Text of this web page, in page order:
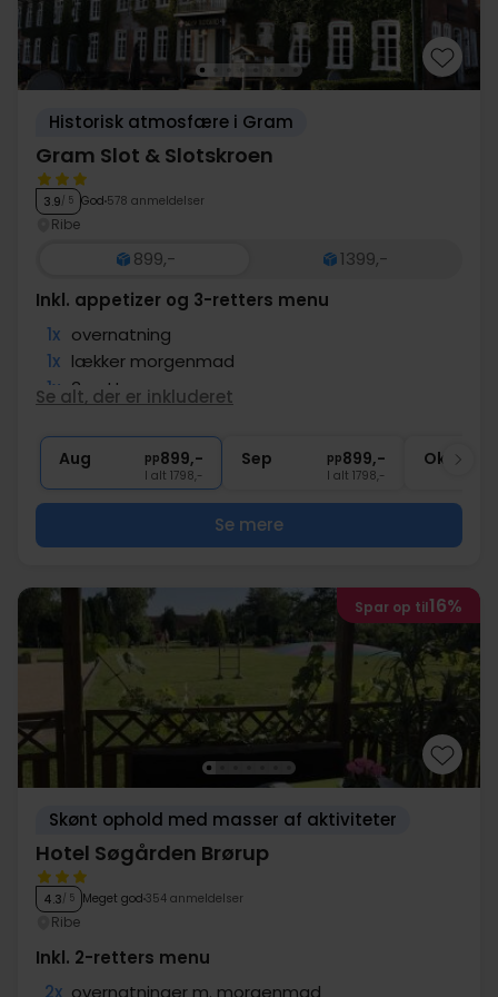
Historisk atmosfære i Gram
Gram Slot & Slotskroen
3.9/ 5 God 578 anmeldelser
Ribe
899,-
1399,-
Inkl. appetizer og 3-retters menu
1x overnatning
1x lækker morgenmad
1x 3-retters menu
1x Guidet rundtur på Gram Slot (17:00)
Se alt, der er inkluderet
Aug pp899,-
I alt 1798,-
Sep pp899,-
I alt 1798,-
Okt
Se mere
Spar op til16%
Skønt ophold med masser af aktiviteter
Hotel Søgården Brørup
4.3/ 5 Meget god 354 anmeldelser
Ribe
Inkl. 2-retters menu
2x overnatninger m. morgenmad